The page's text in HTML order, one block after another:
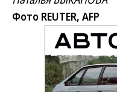
Фото REUTER, AFP